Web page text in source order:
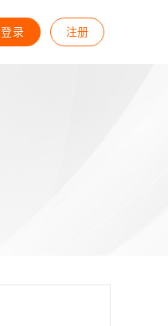
登录 注册